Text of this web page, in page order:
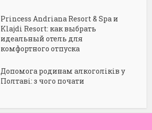
Princess Andriana Resort & Spa и
Klajdi Resort: как выбрать
идеальный отель для
комфортного отпуска
Допомога родинам алкоголіків у
Полтаві: з чого почати